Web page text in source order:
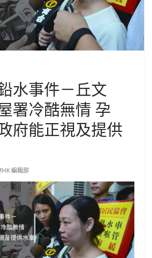
水事件－丘文
署冷酷無情 孕
府能正視及提供
編輯部